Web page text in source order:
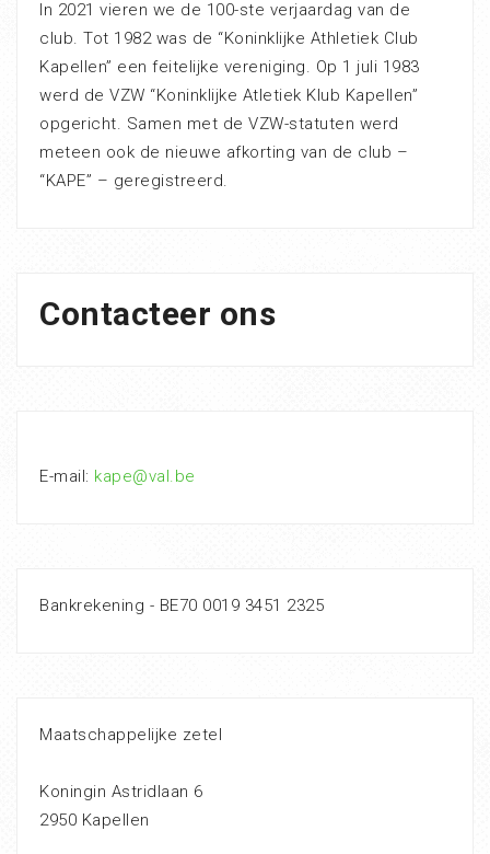
In 2021 vieren we de 100-ste verjaardag van de
club. Tot 1982 was de “Koninklijke Athletiek Club
Kapellen” een feitelijke vereniging. Op 1 juli 1983
werd de VZW “Koninklijke Atletiek Klub Kapellen”
opgericht. Samen met de VZW-statuten werd
meteen ook de nieuwe afkorting van de club –
“KAPE” – geregistreerd.
Contacteer ons
E-mail: kape@val.be
Bankrekening - BE70 0019 3451 2325
Maatschappelijke zetel
Koningin Astridlaan 6
2950 Kapellen